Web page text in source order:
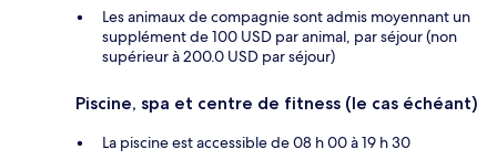
Les animaux de compagnie sont admis moyennant un
supplément de 100 USD par animal, par séjour (non
supérieur à 200.0 USD par séjour)
Piscine, spa et centre de fitness (le cas échéant)
La piscine est accessible de 08 h 00 à 19 h 30